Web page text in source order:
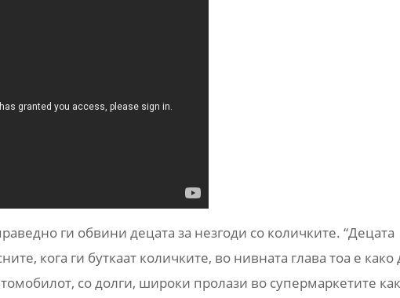
ги обвини децата за незгоди со количките. “Децата
кога ги буткаат количките, во нивната глава тоа е како
со долги, широки пролази во супермаркетите